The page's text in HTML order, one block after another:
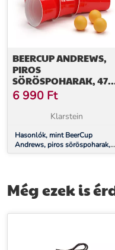
BEERCUP ANDREWS,
PIROS
SÖRÖSPOHARAK, 473
ML (16 OZ),
ROBUSZTUS,
MELLÉKELVE
SZABÁLYOK
6 990 Ft
Klarstein
Hasonlók, mint BeerCup
Andrews, piros söröspoharak,
473 ml (16 oz), robusztus,
Még ezek is